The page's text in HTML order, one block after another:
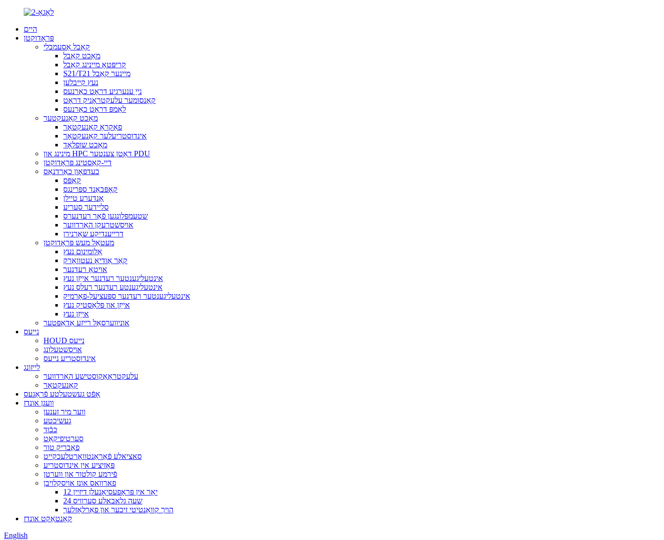
היים
פּראָדוקטן
קאַבל אַסעמבלי
מאַכט קאַבל
קריפּטאָ מיינינג קאַבל
S21/T21 מיינער קאַבל
נעץ קייבלען
נייַ ענערגיע דראָט כאַרנעס
קאָנסומער עלעקטראָניק דראָט
לאָמפּ דראָט כאַרנעס
מאַכט קאַנעקטער
פאַקראַ קאַנעקטאָר
אינדוסטריעלער קאַנעקטאָר
מאַכט שופלאָד
מינינג און HPC דאַטן צענטער PDU
דיי-קאַסטינג פּראָדוקטן
כעדפאָון כאַרדנאַס
קאַפּס
קאָפּבאַנד ספּרינגס
אַנדערע טיילן
סליידער סעריע
שטעמפּלונגען פֿאַר רעדנערס
אויסשטרעקן האַרדווער
דרייענדיקע שאַרנירן
מעטאַל מעש פּראָדוקטן
אַלומינום נעץ
קאַר אַודיאָ נעטוואָרק
אויטאָ רעדנער
אינטעליגענטער רעדנער אייַזן נעץ
אינטעליגענטע רעדנער רעלס נעץ
אינטעליגענטער רעדנער ספּעציעל-פאָרמיק
אייַזן און פּלאַסטיק נעץ
אייַזן נעץ
אוניווערסאַל רייזע אַדאַפּטער
נייעס
HOUD נייעס
אויסשטעלונג
אינדוסטריע נייעס
לייזונג
עלעקטראָאַקוסטישע האַרדווער
קאַנעקטאָר
אָפֿט געשטעלטע פֿראַגעס
וועגן אונדז
ווער מיר זענען
געשיכטע
כּבֿוד
סערטיפיקאַט
פאַבריק טור
סאציאלע פֿאַראַנטוואָרטלעכקייט
פּאָזיציע אין אינדוסטריע
פֿירמע קולטור און ווערטן
פארוואס אונז אויסקלויבן
12 יאָר אין פּראָפעסיאָנעלן דיזיין
24 שעה גלאבאלע סערוויס
הויך קוואַנטיטי זיכער און פאַרלאָזלעך
קאָנטאַקט אונדז
English